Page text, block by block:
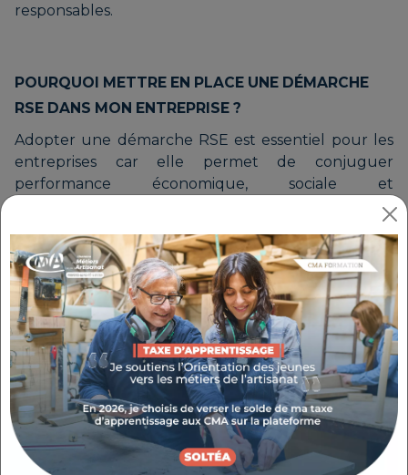
responsables.
POURQUOI METTRE EN PLACE UNE DÉMARCHE
RSE DANS MON ENTREPRISE ?
Adopter une démarche RSE est essentiel pour les
entreprises car elle permet de conjuguer
performance économique, sociale et
Cette approche renforce la compétitivité, améliore
l'image de marque et favorise la confiance des
clients, des investisseurs et des employés.
La mise en place d'une stratégie RSE contribue à la
pérennité de l'entreprise en anticipant les
évolutions réglementaires et sociétales, tout en
répondant aux attentes croissantes des
consommateurs en matière de développement
durable.